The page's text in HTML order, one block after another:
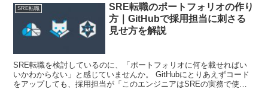
SRE転職
SRE転職のポートフォリオの作り
方｜GitHubで採用担当に刺さる
見せ方を解説
SRE転職を検討しているのに、「ポートフォリオに何を載せればい
いかわからない」と感じていませんか。 GitHubにとりあえずコード
をアップしても、採用担当が「このエンジニアはSREの実務で使え